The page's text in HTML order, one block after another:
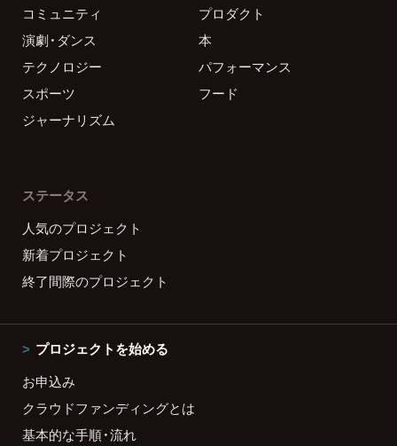
コミュニティ
プロダクト
演劇・ダンス
本
テクノロジー
パフォーマンス
スポーツ
フード
ジャーナリズム
ステータス
人気のプロジェクト
新着プロジェクト
終了間際のプロジェクト
プロジェクトを始める
お申込み
クラウドファンディングとは
基本的な手順・流れ